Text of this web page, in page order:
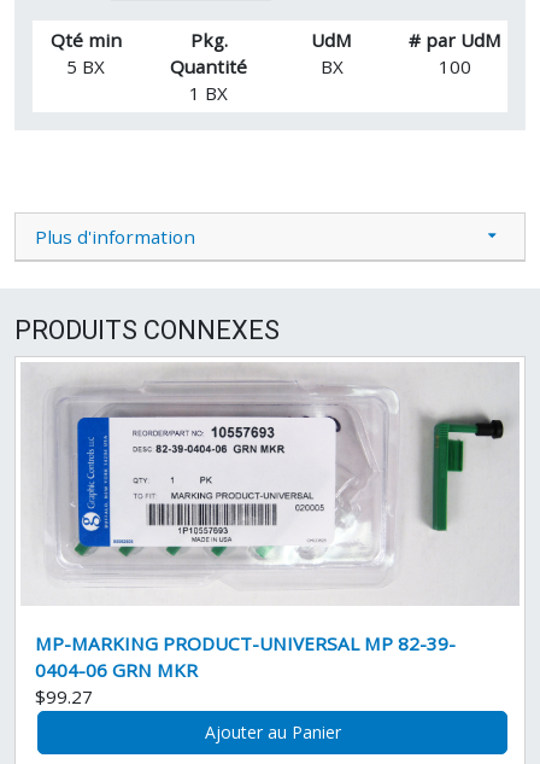
Qté min
5 BX
Pkg.
Quantité
1 BX
UdM
BX
# par UdM
100
Plus d'information
PRODUITS CONNEXES
MP-MARKING PRODUCT-UNIVERSAL MP 82-39-
0404-06 GRN MKR
$99.27
Ajouter au Panier